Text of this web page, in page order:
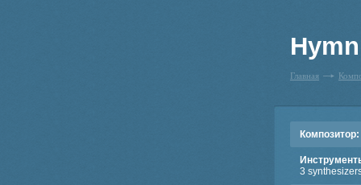
Главная
Композитор:
3